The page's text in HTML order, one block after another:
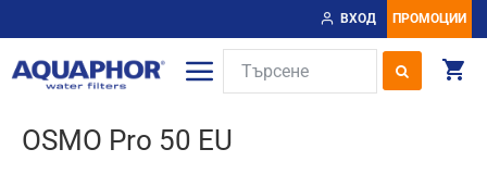
ВХОД ПРОМОЦИИ
OSMO Pro 50 EU